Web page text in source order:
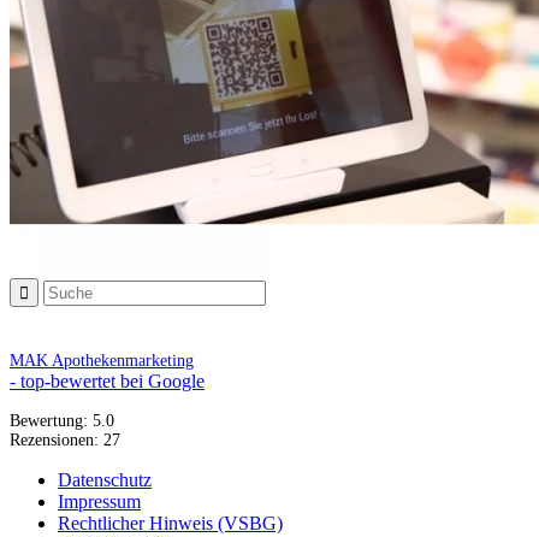
MAK Apothekenmarketing
- top-bewertet bei Google
Bewertung: 5.0
Rezensionen: 27
Datenschutz
Impressum
Rechtlicher Hinweis (VSBG)